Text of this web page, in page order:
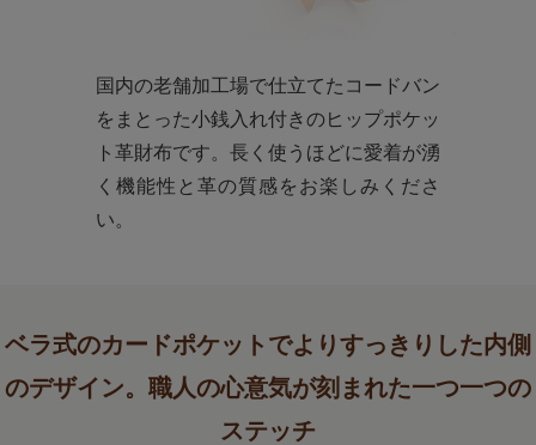
国内の老舗加工場で仕立てたコードバン
をまとった小銭入れ付きのヒップポケッ
ト革財布です。長く使うほどに愛着が湧
く機能性と革の質感をお楽しみくださ
い。
ベラ式のカードポケットでよりすっきりした内側
のデザイン。職人の心意気が刻まれた一つ一つの
ステッチ